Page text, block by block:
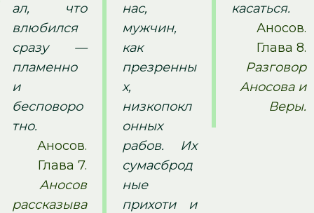
ал, что
влюбился
сразу —
пламенно
и
бесповоро
тно.
Аносов.
Глава 7.
Аносов
рассказыва
нас,
мужчин,
как
презренны
х,
низкопокл
онных
рабов. Их
сумасброд
ные
прихоти и
касаться.
Аносов.
Глава 8.
Разговор
Аносова и
Веры.